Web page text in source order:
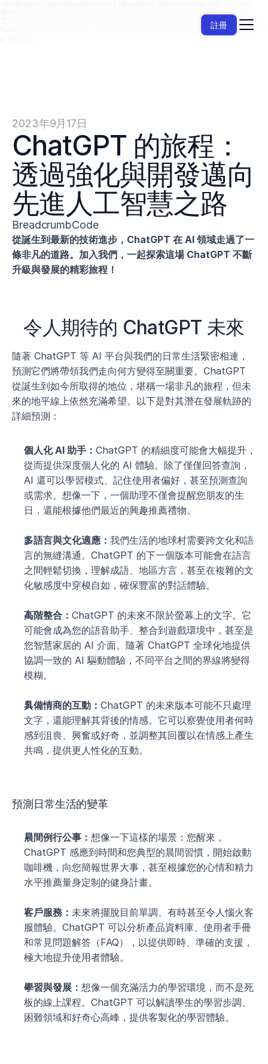
"BreadcrumbList", "itemListElement": [ { "@type": "ListItem", "position": 1, "name":
"Chat GPT", "item": "https://jenni.ai/chat-gpt/" }, { "@type": "ListItem", "position": 2,
"name": "增強與開發", "item": "https://jenni.ai/chat-gpt/enhancement-development" }
2023年9月17日
ChatGPT 的旅程：
透過強化與開發邁向
先進人工智慧之路
BreadcrumbCode
從誕生到最新的技術進步，ChatGPT 在 AI 領域走過了一
條非凡的道路。加入我們，一起探索這場 ChatGPT 不斷
升級與發展的精彩旅程！
令人期待的 ChatGPT 未來
隨著 ChatGPT 等 AI 平台與我們的日常生活緊密相連，
預測它們將帶領我們走向何方變得至關重要。ChatGPT
從誕生到如今所取得的地位，堪稱一場非凡的旅程，但未
來的地平線上依然充滿希望。以下是對其潛在發展軌跡的
詳細預測：
個人化 AI 助手： ChatGPT 的精細度可能會大幅提升，
從而提供深度個人化的 AI 體驗。除了僅僅回答查詢，
AI 還可以學習模式、記住使用者偏好，甚至預測查詢
或需求。想像一下，一個助理不僅會提醒您朋友的生
日，還能根據他們最近的興趣推薦禮物。
多語言與文化適應： 我們生活的地球村需要跨文化和語
言的無縫溝通。ChatGPT 的下一個版本可能會在語言
之間輕鬆切換，理解成語、地區方言，甚至在複雜的文
化敏感度中穿梭自如，確保豐富的對話體驗。
高階整合： ChatGPT 的未來不限於螢幕上的文字。它
可能會成為您的語音助手、整合到遊戲環境中，甚至是
您智慧家居的 AI 介面。隨著 ChatGPT 全球化地提供
協調一致的 AI 驅動體驗，不同平台之間的界線將變得
模糊。
具備情商的互動： ChatGPT 的未來版本可能不只處理
文字，還能理解其背後的情感。它可以察覺使用者何時
感到沮喪、興奮或好奇，並調整其回覆以在情感上產生
共鳴，提供更人性化的互動。
預測日常生活的變革
晨間例行公事： 想像一下這樣的場景：您醒來，
ChatGPT 感應到時間和您典型的晨間習慣，開始啟動
咖啡機，向您簡報世界大事，甚至根據您的心情和精力
水平推薦量身定制的健身計畫。
客戶服務： 未來將擺脫目前單調、有時甚至令人惱火客
服體驗。ChatGPT 可以分析產品資料庫、使用者手冊
和常見問題解答（FAQ），以提供即時、準確的支援，
極大地提升使用者體驗。
學習與發展： 想像一個充滿活力的學習環境，而不是死
板的線上課程。ChatGPT 可以解讀學生的學習步調、
困難領域和好奇心高峰，提供客製化的學習體驗。
註冊